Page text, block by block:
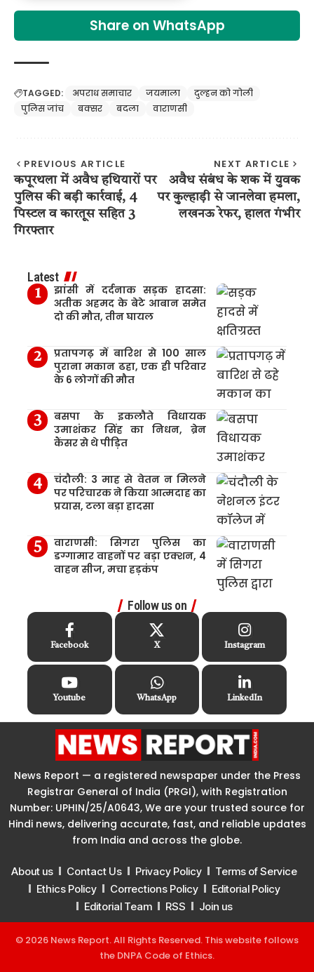
Share on WhatsApp
TAGGED: अपराध समाचार जयमाला
दुल्हन को गोली
पुलिस जांच
बक्सर बदला वाराणसी
PREVIOUS ARTICLE
कपूरथला में अवैध हथियारों पर
पुलिस की बड़ी कार्रवाई, 4
पिस्टल व कारतूस सहित 3
गिरफ्तार
NEXT ARTICLE
अवैध संबंध के शक में युवक
पर कुल्हाड़ी से जानलेवा हमला,
लखनऊ रेफर, हालत गंभीर
Latest
झांसी में दर्दनाक सड़क हादसा:
अतीक अहमद के बेटे आबान समेत
दो की मौत, तीन घायल
प्रतापगढ़ में बारिश से 100 साल
पुराना मकान ढहा, एक ही परिवार
के 6 लोगों की मौत
बसपा के इकलौते विधायक
उमाशंकर सिंह का निधन, ब्रेन
कैंसर से थे पीड़ित
चंदौली: 3 माह से वेतन न मिलने
पर परिचारक ने किया आत्मदाह का
प्रयास, टला बड़ा हादसा
वाराणसी: सिगरा पुलिस का
डग्गामार वाहनों पर बड़ा एक्शन, 4
वाहन सीज, मचा हड़कंप
Follow us on
Facebook X Instagram
Youtube WhatsApp LinkedIn
News Report — a registered newspaper under the Press
Registrar General of India (PRGI), with Registration
Number: UPHIN/25/A0643, We are your trusted source for
Hindi news, delivering accurate, fast, and reliable updates
from India and across the globe.
About us Contact Us Privacy Policy
Terms of Service
Ethics Policy
Corrections Policy
Editorial Policy
Editorial Team
RSS Join us
© 2026 News Report. All Rights Reserved. This website follows
the DNPA Code of Ethics.